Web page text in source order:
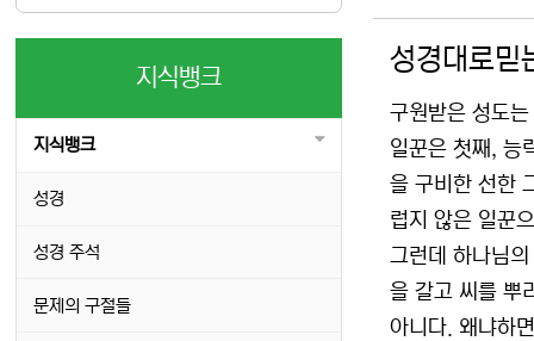
성경대로믿
구원받은 성도
일꾼은 첫째, 능
을 구비한 선한
럽지 않은 일꾼
그런데 하나님
을 갈고 씨를 뿌
아니다. 왜냐하
지식뱅크
지식뱅크
성경
성경 주석
문제의 구절들